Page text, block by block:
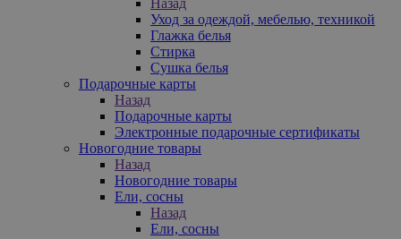
Уход за одеждой, мебелью, техникой
Глажка белья
Стирка
Сушка белья
Подарочные карты
Назад
Подарочные карты
Электронные подарочные сертификаты
Новогодние товары
Назад
Новогодние товары
Ели, сосны
Назад
Ели, сосны